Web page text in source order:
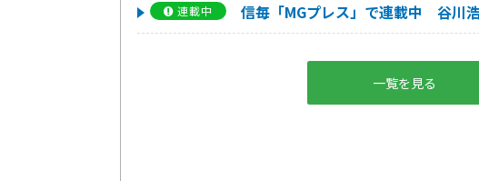
連載中 信毎「MGプレス」で連載中 谷川
一覧を見る